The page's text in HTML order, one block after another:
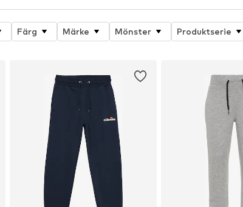
Färg Märke Mönster Produktserie